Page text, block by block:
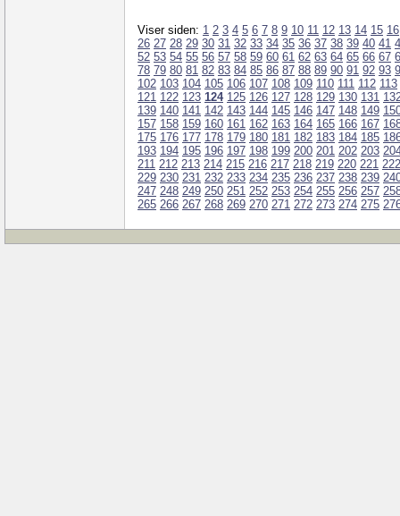
Viser siden: 1 2 3 4 5 6 7 8 9 10 11 12 13 14 15 16
26 27 28 29 30 31 32 33 34 35 36 37 38 39 40 41
52 53 54 55 56 57 58 59 60 61 62 63 64 65 66 67
78 79 80 81 82 83 84 85 86 87 88 89 90 91 92 93
102 103 104 105 106 107 108 109 110 111 112 113
121 122 123 124 125 126 127 128 129 130 131
139 140 141 142 143 144 145 146 147 148 149
157 158 159 160 161 162 163 164 165 166 167
175 176 177 178 179 180 181 182 183 184 185
193 194 195 196 197 198 199 200 201 202 203
211 212 213 214 215 216 217 218 219 220 221 222
229 230 231 232 233 234 235 236 237 238 239
247 248 249 250 251 252 253 254 255 256 257
265 266 267 268 269 270 271 272 273 274 275